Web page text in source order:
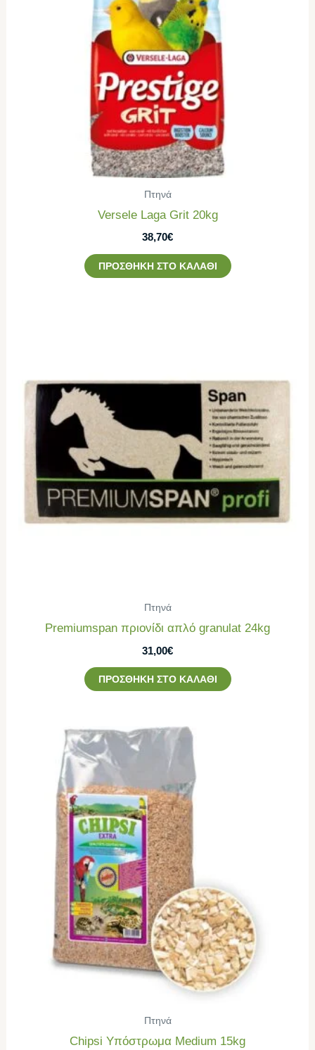
Πτηνά
Versele Laga Grit 20kg
38,70€
ΠΡΟΣΘΉΚΗ ΣΤΟ ΚΑΛΆΘΙ
Πτηνά
Premiumspan πριονίδι απλό granulat 24kg
31,00€
ΠΡΟΣΘΉΚΗ ΣΤΟ ΚΑΛΆΘΙ
Πτηνά
Chipsi Υπόστρωμα Medium 15kg